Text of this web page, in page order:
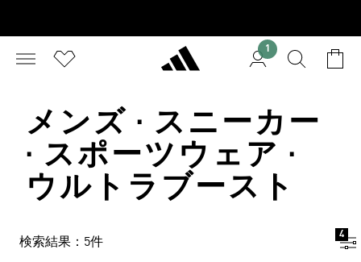
1
メンズ · スニーカー
· スポーツウェア ·
ウルトラブースト
検索結果：5件
4